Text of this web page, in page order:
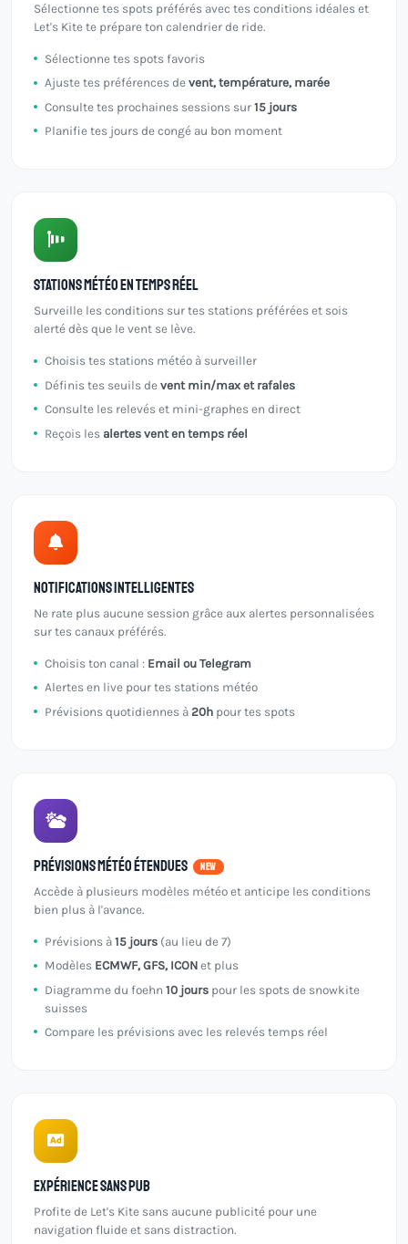
Sélectionne tes spots préférés avec tes conditions idéales et
Let's Kite te prépare ton calendrier de ride.
Sélectionne tes spots favoris
Ajuste tes préférences de vent, température, marée
Consulte tes prochaines sessions sur 15 jours
Planifie tes jours de congé au bon moment
Stations météo en temps réel
Surveille les conditions sur tes stations préférées et sois
alerté dès que le vent se lève.
Choisis tes stations météo à surveiller
Définis tes seuils de vent min/max et rafales
Consulte les relevés et mini-graphes en direct
Reçois les alertes vent en temps réel
Notifications intelligentes
Ne rate plus aucune session grâce aux alertes personnalisées
sur tes canaux préférés.
Choisis ton canal : Email ou Telegram
Alertes en live pour tes stations météo
Prévisions quotidiennes à 20h pour tes spots
Prévisions météo étendues NEW
Accède à plusieurs modèles météo et anticipe les conditions
bien plus à l'avance.
Prévisions à 15 jours (au lieu de 7)
Modèles ECMWF, GFS, ICON et plus
Diagramme du foehn 10 jours pour les spots de snowkite
suisses
Compare les prévisions avec les relevés temps réel
Expérience sans pub
Profite de Let's Kite sans aucune publicité pour une
navigation fluide et sans distraction.